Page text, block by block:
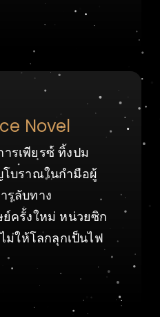
Novel
รเพียรซ์ ทิ้งปม
โบราณในกำมือผู้
รลับทาง
ครั้งใหม่ หน่วยซิก
ม่ให้โลกลุกเป็นไฟ